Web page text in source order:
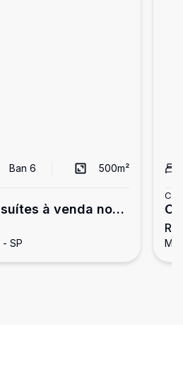
Ban 6 500m²
à venda no
Guarujá
- SP